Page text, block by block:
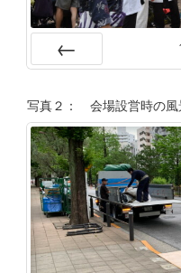
写真２： 会場設営時の風